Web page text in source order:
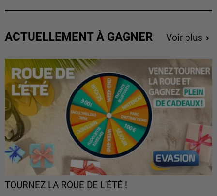
ACTUELLEMENT À GAGNER Voir plus
TOURNEZ LA ROUE DE L'ÉTÉ !